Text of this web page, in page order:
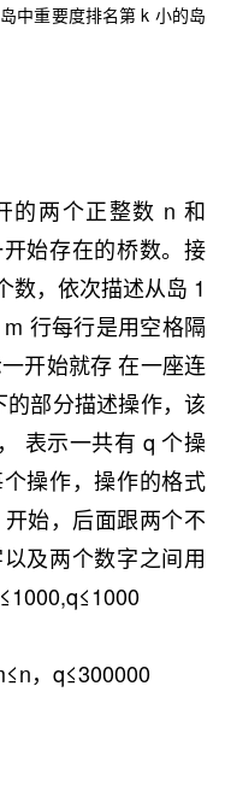
中重要度排名第 k 小的岛
的两个正整数 n 和
始存在的桥数。接
数，依次描述从岛 1
行每行是用空格隔
开始就存 在一座连
部分描述操作，该
表示一共有 q 个操
操作，操作的格式
始，后面跟两个不
及两个数字之间用
，q≤300000